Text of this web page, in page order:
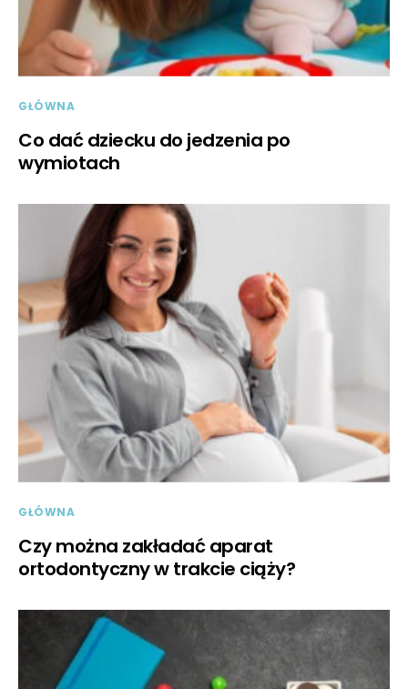
GŁÓWNA
Co dać dziecku do jedzenia po
wymiotach
GŁÓWNA
Czy można zakładać aparat
ortodontyczny w trakcie ciąży?